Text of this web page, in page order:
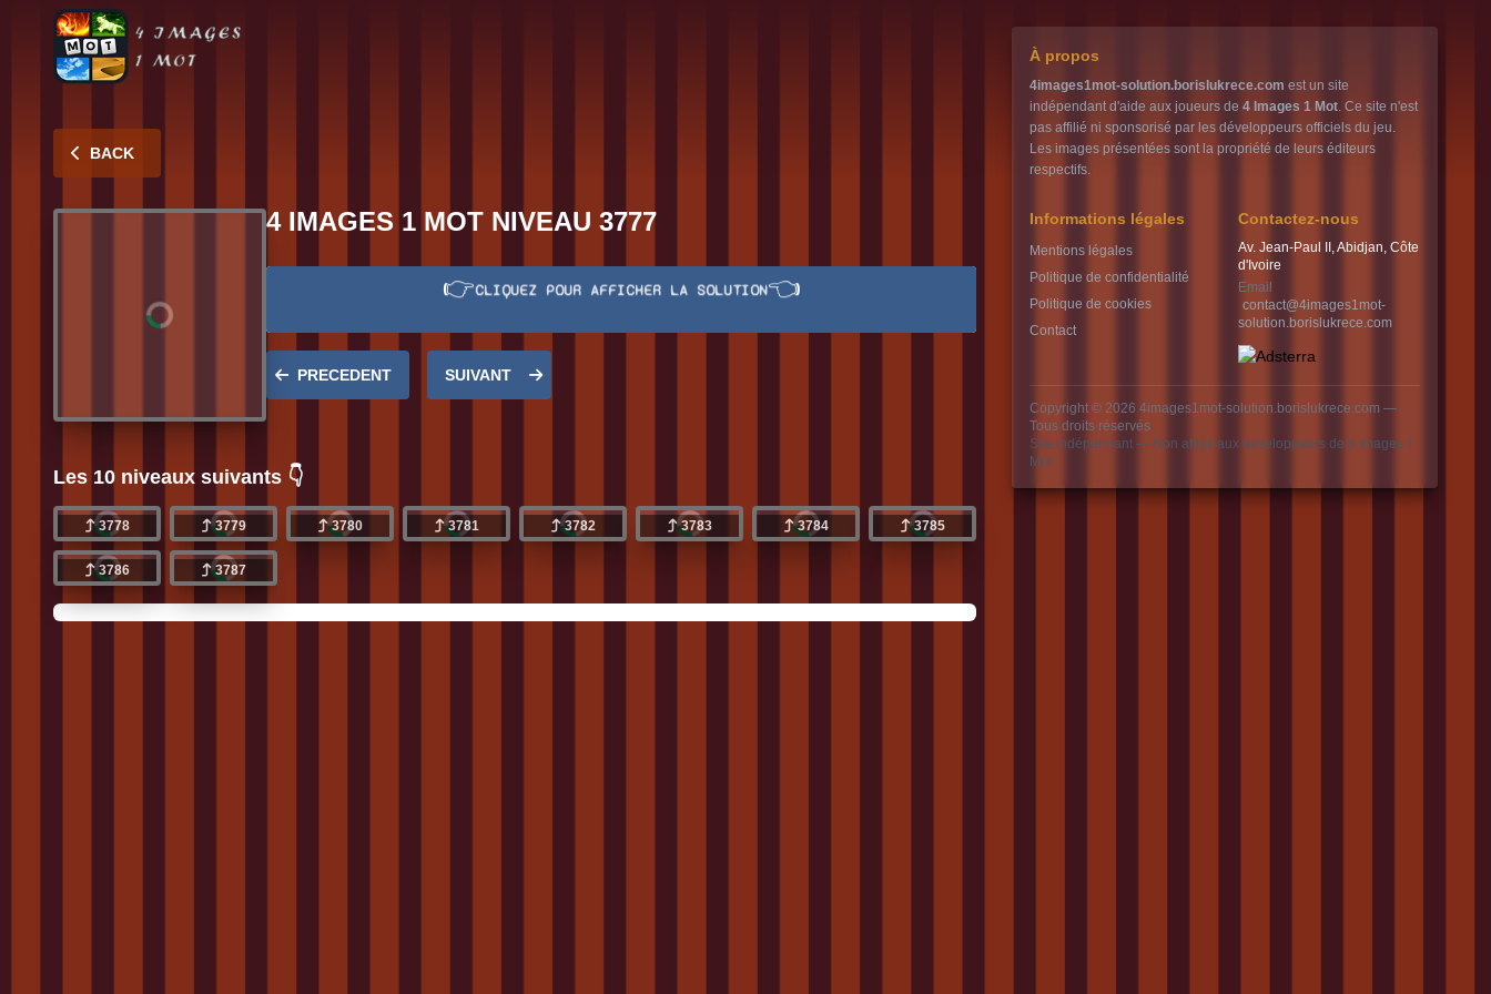
BACK
4 IMAGES 1 MOT NIVEAU 3777
SPHINX👉CLIQUEZ POUR AFFICHER LA SOLUTION👈
PRECEDENT SUIVANT
Les 10 niveaux suivants 👇
3778 3779 3780 3781 3782 3783 3784 3785
3786 3787
À propos
4images1mot-solution.borislukrece.com est un site
indépendant d'aide aux joueurs de 4 Images 1 Mot. Ce site n'est
pas affilié ni sponsorisé par les développeurs officiels du jeu.
Les images présentées sont la propriété de leurs éditeurs
respectifs.
Informations légales
Mentions légales
Politique de confidentialité
Politique de cookies
Contact
Contactez-nous
Av. Jean-Paul II, Abidjan, Côte
d'Ivoire
Email
contact@4images1mot-
solution.borislukrece.com
Copyright © 2026 4images1mot-solution.borislukrece.com —
Tous droits réservés
Site indépendant — Non affilié aux développeurs de 4 Images 1
Mot